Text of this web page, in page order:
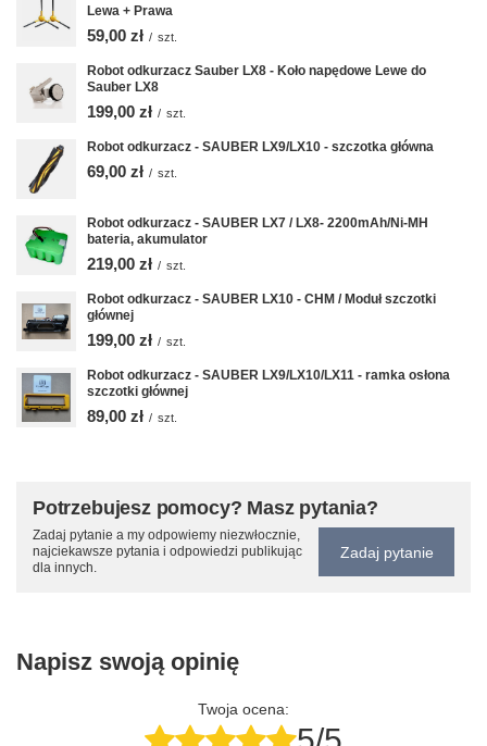
Lewa + Prawa
59,00 zł / szt.
Robot odkurzacz Sauber LX8 - Koło napędowe Lewe do
Sauber LX8
199,00 zł / szt.
Robot odkurzacz - SAUBER LX9/LX10 - szczotka główna
69,00 zł / szt.
Robot odkurzacz - SAUBER LX7 / LX8- 2200mAh/Ni-MH
bateria, akumulator
219,00 zł / szt.
Robot odkurzacz - SAUBER LX10 - CHM / Moduł szczotki
głównej
199,00 zł / szt.
Robot odkurzacz - SAUBER LX9/LX10/LX11 - ramka osłona
szczotki głównej
89,00 zł / szt.
Potrzebujesz pomocy? Masz pytania?
Zadaj pytanie a my odpowiemy niezwłocznie,
najciekawsze pytania i odpowiedzi publikując
dla innych.
Zadaj pytanie
Napisz swoją opinię
Twoja ocena: